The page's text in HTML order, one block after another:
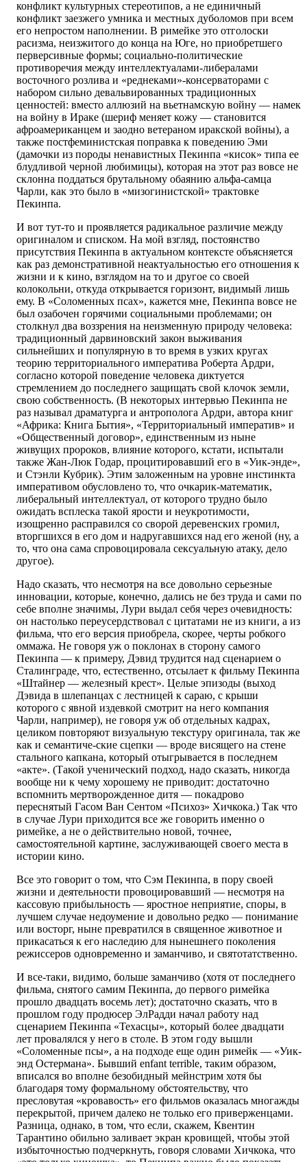
конфликт культурных стереотипов, а не единичный
конфликт заезжего умника и местных дуболомов при всем
его непростом наполнении. В римейке это отголоски
расизма, неизжитого до конца на Юге, но приобретшего
перверсивные формы; социально-политические
противоречия между интеллектуалами-либералами
восточного розлива и «реднеками»-консерваторами с
набором сильно девальвированных традиционных
ценностей: вместо аллюзий на вьетнамскую войну — намек
на войну в Ираке (шериф меняет кожу — становится
афроамериканцем и заодно ветераном иракской войны), а
также постфеминистская поправка к поведению Эми
(дамочки из породы ненавистных Пекинпа «кисок» типа ее
блудливой черной любимицы), которая на этот раз вовсе не
склонна поддаться брутальному обаянию альфа-самца
Чарли, как это было в «мизогинистской» трактовке
Пекинпа.
И вот тут-то и проявляется радикальное различие между
оригиналом и списком. На мой взгляд, постоянство
присутствия Пекинпа в актуальном контексте объясняется
как раз демонстративной неактуальностью его отношения к
жизни и к кино, взглядом на то и другое со своей
колокольни, откуда открывается горизонт, видимый лишь
ему. В «Соломенных псах», кажется мне, Пекинпа вовсе не
был озабочен горячими социальными проблемами; он
столкнул два воззрения на неизменную природу человека:
традиционный дарвиновский закон выживания
сильнейших и популярную в то время в узких кругах
теорию территориального императива Роберта Ардри,
согласно которой поведение человека диктуется
стремлением до последнего защищать свой клочок земли,
свою собственность. (В некоторых интервью Пекинпа не
раз называл драматурга и антрополога Ардри, автора книг
«Африка: Книга Бытия», «Территориальный императив» и
«Общественный договор», единственным из ныне
живущих пророков, влияние которого, кстати, испытали
также Жан-Люк Годар, процитировавший его в «Уик-энде»,
и Стэнли Кубрик). Этим заложенным на уровне инстинкта
императивом обусловлено то, что очкарик-математик,
либеральный интеллектуал, от которого трудно было
ожидать всплеска такой ярости и неукротимости,
изощренно расправился со сворой деревенских громил,
вторгшихся в его дом и надругавшихся над его женой (ну, а
то, что она сама спровоцировала сексуальную атаку, дело
другое).
Надо сказать, что несмотря на все довольно серьезные
инновации, которые, конечно, дались не без труда и сами по
себе вполне значимы, Лури выдал себя через очевидность:
он настолько переусердствовал с цитатами не из книги, а из
фильма, что его версия приобрела, скорее, черты робкого
оммажа. Не говоря уж о поклонах в сторону самого
Пекинпа — к примеру, Дэвид трудится над сценарием о
Сталинграде, что, естественно, отсылает к фильму Пекинпа
«Штайнер — железный крест». Целые эпизоды (выход
Дэвида в шлепанцах с лестницей к сараю, с крыши
которого с явной издевкой смотрит на него компания
Чарли, например), не говоря уж об отдельных кадрах,
целиком повторяют визуальную текстуру оригинала, так же
как и семантиче-ские сцепки — вроде висящего на стене
стального капкана, который отыгрывается в последнем
«акте». (Такой ученический подход, надо сказать, никогда
вообще ни к чему хорошему не приводит: достаточно
вспомнить мертворожденное дитя — покадрово
переснятый Гасом Ван Сентом «Психоз» Хичкока.) Так что
в случае Лури приходится все же говорить именно о
римейке, а не о действительно новой, точнее,
самостоятельной картине, заслуживающей своего места в
истории кино.
Все это говорит о том, что Сэм Пекинпа, в пору своей
жизни и деятельности провоцировавший — несмотря на
кассовую прибыльность — яростное неприятие, споры, в
лучшем случае недоумение и довольно редко — понимание
или восторг, ныне превратился в священное животное и
прикасаться к его наследию для нынешнего поколения
режиссеров одновременно и заманчиво, и святотатственно.
И все-таки, видимо, больше заманчиво (хотя от последнего
фильма, снятого самим Пекинпа, до первого римейка
прошло двадцать восемь лет); достаточно сказать, что в
прошлом году продюсер ЭлРадди начал работу над
сценарием Пекинпа «Техасцы», который более двадцати
лет провалялся у него в столе. В этом году вышли
«Соломенные псы», а на подходе еще один римейк — «Уик-
энд Остермана». Бывший enfant terrible, таким образом,
вписался во вполне безобидный мейнстрим хотя бы
благодаря тому формальному обстоятельству, что
пресловутая «кровавость» его фильмов оказалась многажды
перекрытой, причем далеко не только его приверженцами.
Разница, однако, в том, что если, скажем, Квентин
Тарантино обильно заливает экран кровищей, чтобы этой
избыточностью подчеркнуть, говоря словами Хичкока, что